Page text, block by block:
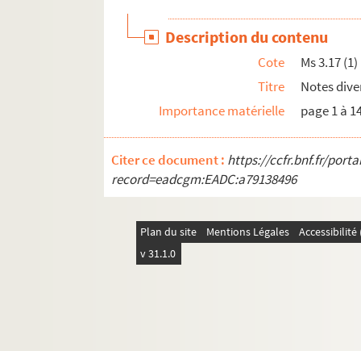
Ms 4.4. Mission in Haguenau 1826
Ms 4.5. Collectarium chorale
Ms 4.6. Mémoires sur l'Alsace en 1697
Ms 4.8 (1). Lettre
Ms 4.8 (2). Lettre
Ms 4.8 (3). Lettre
Ms 4.8 (4). Lettre
Ms 4.8 (5). Deux lettres et "Un prêtre alsacien
Ms 4.9a. Notes sur le "Jus primae noctis"
Ms 4.9b. Notes sur le "Jus primae noctis"
Description du contenu
Cote
Ms 3.17 (1)
Titre
Notes
Importance matérielle
page 1 à
Citer ce document : https://ccfr.bnf.fr/
record=eadcgm:EADC:a79138496
Plan du site Mentions Légales
v 31.1.0